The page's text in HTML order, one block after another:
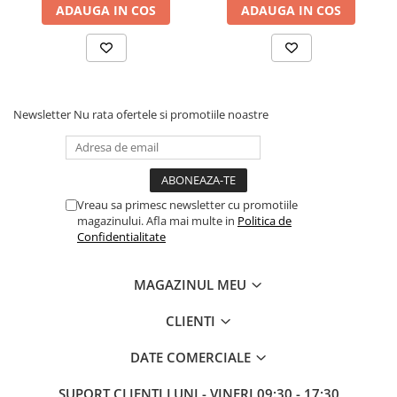
Alarma, Aplicatie
compatibila iOS s
ADAUGA IN COS
Comunicare bidirectionala,
Alarma, Aplicatie
ADAUGA IN COS
Newsletter Nu rata ofertele si promotiile noastre
Vreau sa primesc newsletter cu promotiile
magazinului. Afla mai multe in Politica de
Confidentialitate
MAGAZINUL MEU
CLIENTI
DATE COMERCIALE
SUPORT CLIENTI LUNI - VINERI 09:30 - 17:30